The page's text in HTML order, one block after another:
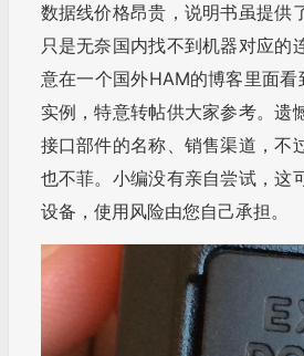
数据线价格昂贵，说明书虽提供
只是无奈国内找不到机器对应的
意在一个国外HAM的博客里面
实例，特意转帖供大家参考。遗
接口部件的名称、销售渠道，不
也不菲。小编没有亲自尝试，这
设备，使用风险由您自己承担。